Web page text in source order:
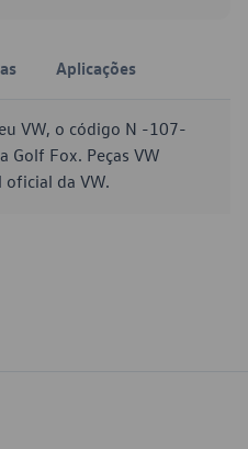
Aplicações
VW, o código N -107-
Golf Fox. Peças VW
da VW.